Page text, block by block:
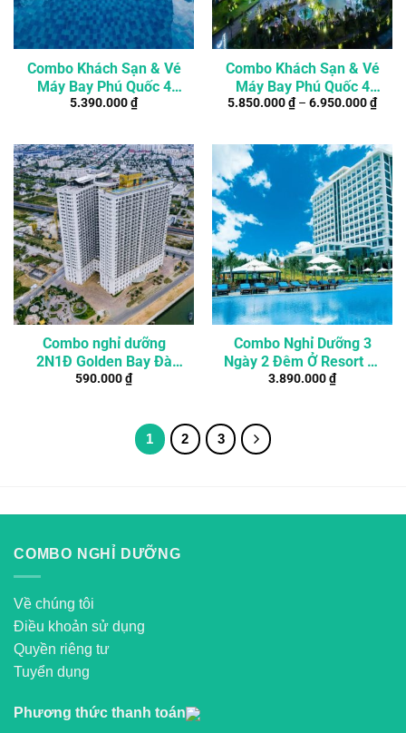
Combo Khách Sạn & Vé
Máy Bay Phú Quốc 4
Ngày 3 Đêm
5.390.000₫
Combo Khách Sạn & Vé
Máy Bay Phú Quốc 4
Ngày 3 Đêm
5.850.000₫– 6.950.000₫
Combo nghỉ dưỡng
2N1Đ Golden Bay Đà
Nẵng giá rẻ
590.000₫
Combo Nghỉ Dưỡng 3
Ngày 2 Đêm Ở Resort 5*
Tại Cam Ranh
3.890.000₫
1 2 3
COMBO NGHỈ DƯỠNG
Về chúng tôi
Điều khoản sử dụng
Quyền riêng tư
Tuyển dụng
Phương thức thanh toán